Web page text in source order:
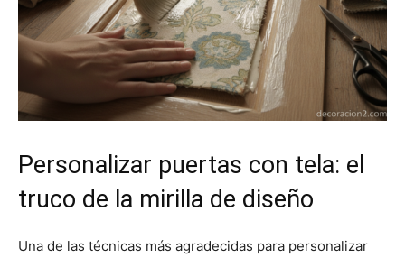
Personalizar puertas con tela: el
truco de la mirilla de diseño
Una de las técnicas más agradecidas para personalizar